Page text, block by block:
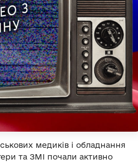
медиків і обладнання
та ЗМІ почали активно